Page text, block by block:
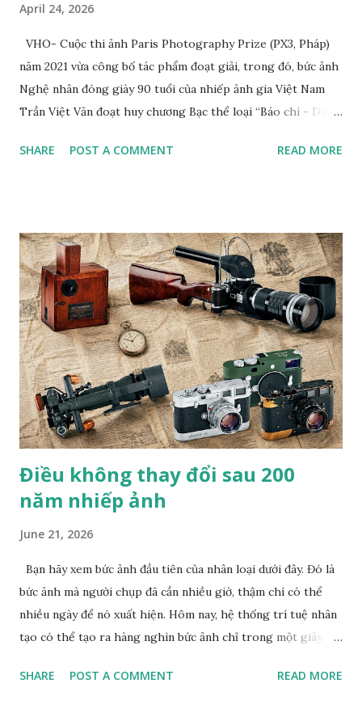
April 24, 2026
VHO- Cuộc thi ảnh Paris Photography Prize (PX3, Pháp)
năm 2021 vừa công bố tác phẩm đoạt giải, trong đó, bức ảnh
Nghệ nhân đóng giày 90 tuổi của nhiếp ảnh gia Việt Nam
Trần Việt Văn đoạt huy chương Bạc thể loại “Báo chí - Du
đoạt giải của anh chụp nghệ nhân Trịnh Ngọc sống ở
chụp nghệ nhân đóng giày Trịnh Ngọc của nhiếp ảnh gia
Trần Việt Văn cũng từng xuất bản trên web Private Photo
Revie w (Pháp), tạp chí Fstop (Mỹ) và đoạt giải Nhất cuộc
thi ảnh quốc tế lần thứ VII Concurso International De
Fotografia Alicante (Tây Ban Nha). Anh cũng là nhiếp ảnh
gia Việt Nam duy nhất đoạt giải PX3 của Pháp trong 8 năm
liên tiếp. B.T
SHARE POST A COMMENT READ MORE
Điều không thay đổi sau 200
năm nhiếp ảnh
June 21, 2026
Bạn hãy xem bức ảnh đầu tiên của nhân loại dưới đây. Đó là
bức ảnh mà người chụp đã cần nhiều giờ, thậm chí có thể
nhiều ngày để nó xuất hiện. Hôm nay, hệ thống trí tuệ nhân
tạo có thể tạo ra hàng nghìn bức ảnh chỉ trong một giây.
lịch sử nhiếp ảnh . Con người không ngừng tìm đủ mọi cách
SHARE POST A COMMENT READ MORE